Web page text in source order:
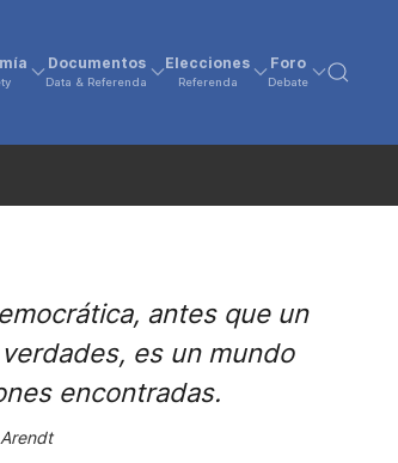
Documentos
Data & Referenda
Elecciones
Referenda
Foro
Debate
antes que un
es un mundo
encontradas.